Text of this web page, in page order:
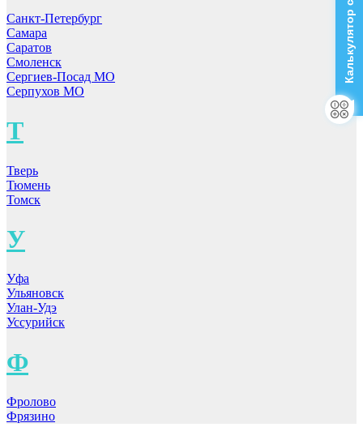
Санкт-Петербург
Самара
Саратов
Смоленск
Сергиев-Посад МО
Серпухов МО
Т
Тверь
Тюмень
Томск
У
Уфа
Ульяновск
Улан-Удэ
Уссурийск
Ф
Фролово
Фрязино